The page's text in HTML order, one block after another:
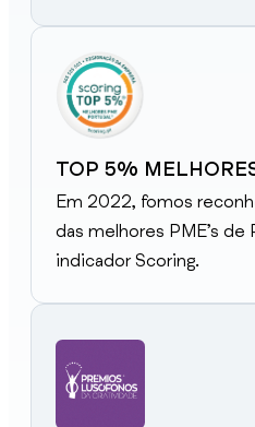
TOP 5%
Em 2022, fomos
das melhores PME’s de
indicador Scoring.